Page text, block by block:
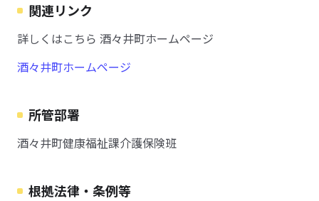
関連リンク
詳しくはこちら 酒々井町ホームページ
酒々井町ホームページ
所管部署
酒々井町健康福祉課介護保険班
根拠法律・条例等